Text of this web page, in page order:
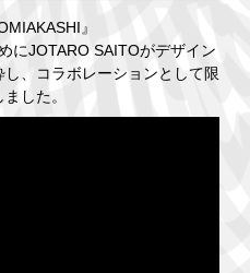
』
にJOTARO SAITOがデザイン
、コラボレーションとして限
した。